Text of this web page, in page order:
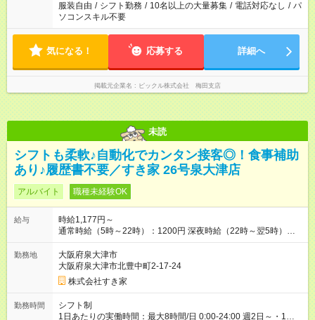
服装自由 / シフト勤務 / 10名以上の大量募集 / 電話対応なし / パ
ソコンスキル不要
気になる！ 応募する 詳細へ
掲載元企業名 ピックル株式会社 梅田支店
未読
シフトも柔軟♪自動化でカンタン接客◎！食事補助
あり♪履歴書不要／すき家 26号泉大津店
アルバイト 職種未経験OK
給与
時給1,177円～
通常時給（5時～22時）：1200円 深夜時給（22時～翌5時）：
1500円 高校生時給：1177円 【特別手当】早朝手当（5：00-9：
00）時給+150円 【試用期間】試用期間あり 試用期間の長さ：1
ヶ月 雇用形態、給与は本採用時と同じです。 試用期間の実態は
30日（※条件変更なし）ですが、切り上げで一ヶ月とさせてい
ただきます。 研修制度あり：15時間(研修中も同時給）
勤務地
大阪府泉大津市
大阪府泉大津市北豊中町2-17-24
株式会社すき家
勤務時間
シフト制
1日あたりの実働時間：最大8時間/日 0:00-24:00 週2日～・1日